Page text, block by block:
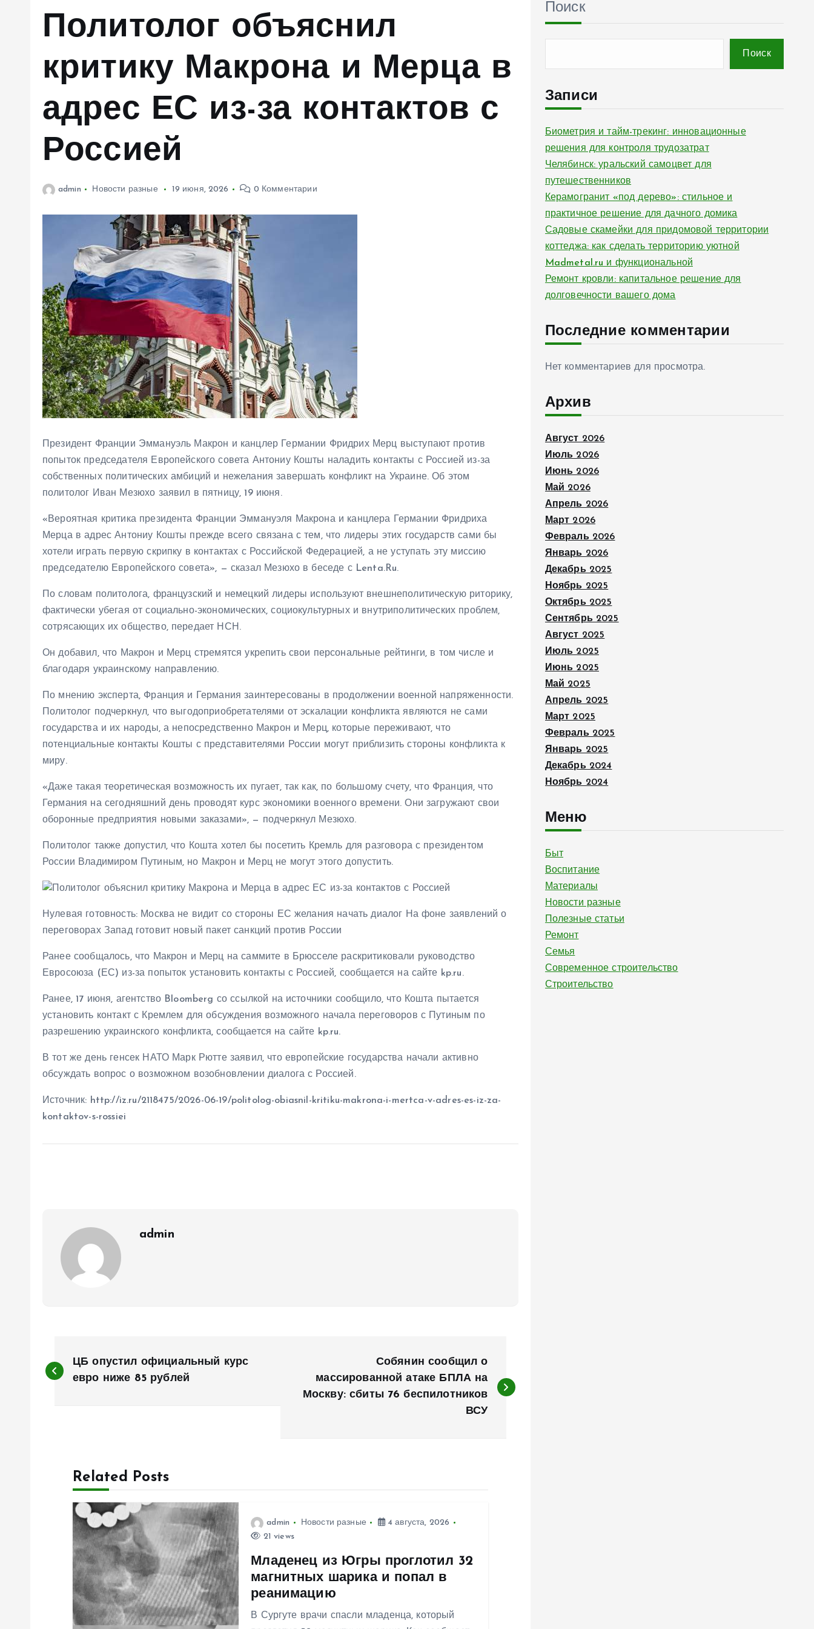
Политолог объяснил
критику Макрона и Мерца в
адрес ЕС из-за контактов с
Россией
admin Новости разные 19 июня, 2026 0 Комментарии
Президент Франции Эммануэль Макрон и канцлер Германии Фридрих Мерц выступают против
попыток председателя Европейского совета Антониу Кошты наладить контакты с Россией из-за
собственных политических амбиций и нежелания завершать конфликт на Украине. Об этом
политолог Иван Мезюхо заявил в пятницу, 19 июня.
«Вероятная критика президента Франции Эммануэля Макрона и канцлера Германии Фридриха
Мерца в адрес Антониу Кошты прежде всего связана с тем, что лидеры этих государств сами бы
хотели играть первую скрипку в контактах с Российской Федерацией, а не уступать эту миссию
председателю Европейского совета», — сказал Мезюхо в беседе с Lenta.Ru.
По словам политолога, французский и немецкий лидеры используют внешнеполитическую риторику,
фактически убегая от социально-экономических, социокультурных и внутриполитических проблем,
сотрясающих их общество, передает НСН.
Он добавил, что Макрон и Мерц стремятся укрепить свои персональные рейтинги, в том числе и
благодаря украинскому направлению.
По мнению эксперта, Франция и Германия заинтересованы в продолжении военной напряженности.
Политолог подчеркнул, что выгодоприобретателями от эскалации конфликта являются не сами
государства и их народы, а непосредственно Макрон и Мерц, которые переживают, что
потенциальные контакты Кошты с представителями России могут приблизить стороны конфликта к
миру.
«Даже такая теоретическая возможность их пугает, так как, по большому счету, что Франция, что
Германия на сегодняшний день проводят курс экономики военного времени. Они загружают свои
оборонные предприятия новыми заказами», — подчеркнул Мезюхо.
Политолог также допустил, что Кошта хотел бы посетить Кремль для разговора с президентом
России Владимиром Путиным, но Макрон и Мерц не могут этого допустить.
Нулевая готовность: Москва не видит со стороны ЕС желания начать диалог На фоне заявлений о
переговорах Запад готовит новый пакет санкций против России
Ранее сообщалось, что Макрон и Мерц на саммите в Брюсселе раскритиковали руководство
Евросоюза (ЕС) из-за попыток установить контакты с Россией, сообщается на сайте kp.ru.
Ранее, 17 июня, агентство Bloomberg со ссылкой на источники сообщило, что Кошта пытается
установить контакт с Кремлем для обсуждения возможного начала переговоров с Путиным по
разрешению украинского конфликта, сообщается на сайте kp.ru.
В тот же день генсек НАТО Марк Рютте заявил, что европейские государства начали активно
обсуждать вопрос о возможном возобновлении диалога с Россией.
Источник: http://iz.ru/2118475/2026-06-19/politolog-obiasnil-kritiku-makrona-i-mertca-v-adres-es-iz-za-
kontaktov-s-rossiei
admin
а
ЦБ опустил официальный курс
евро ниже 85 рублей
Собянин сообщил о
массированной атаке БПЛА на
Москву: сбиты 76 беспилотников
ВСУ
Related Posts
admin Новости разные
4 августа, 2026
21 views
Младенец из Югры проглотил 32
магнитных шарика и попал в
реанимацию
В Сургуте врачи спасли младенца, который
Поиск
Поиск
Записи
Биометрия и тайм-трекинг: инновационные
решения для контроля трудозатрат
Челябинск: уральский самоцвет для
путешественников
Керамогранит «под дерево»: стильное и
практичное решение для дачного домика
Садовые скамейки для придомовой территории
коттеджа: как сделать территорию уютной
Madmetal.ru и функциональной
Ремонт кровли: капитальное решение для
долговечности вашего дома
Последние комментарии
Нет комментариев для просмотра.
Архив
Август 2026
Июль 2026
Июнь 2026
Май 2026
Апрель 2026
Март 2026
Февраль 2026
Январь 2026
Декабрь 2025
Ноябрь 2025
Октябрь 2025
Сентябрь 2025
Август 2025
Июль 2025
Июнь 2025
Май 2025
Апрель 2025
Март 2025
Февраль 2025
Январь 2025
Декабрь 2024
Ноябрь 2024
Меню
Быт
Воспитание
Материалы
Новости разные
Полезные статьи
Ремонт
Семья
Современное строительство
Строительство